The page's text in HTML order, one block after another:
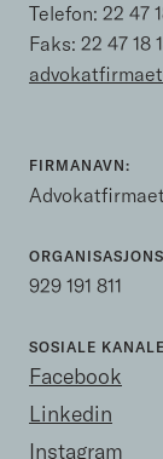
Telefon: 22 47
Faks: 22 47 18
FIRMANAVN:
929 191 811
SOSIALE
Facebook
Linkedin
Instagram